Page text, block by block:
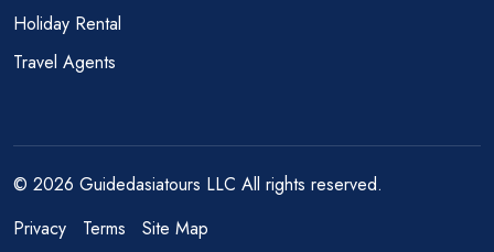
Holiday Rental
Travel Agents
© 2026 Guidedasiatours LLC All rights reserved.
Privacy
Terms Site Map